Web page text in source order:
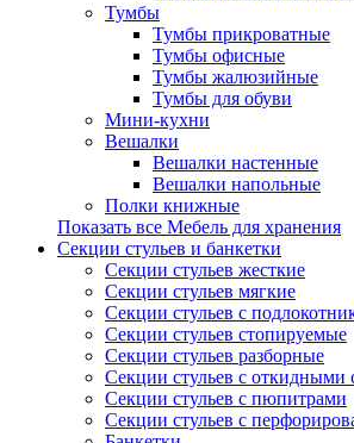
Тумбы
Тумбы прикроватные
Тумбы офисные
Тумбы жалюзийные
Тумбы для обуви
Мини-кухни
Вешалки
Вешалки настенные
Вешалки напольные
Полки книжные
Показать все Мебель для хранения
Секции стульев и банкетки
Секции стульев жесткие
Секции стульев мягкие
Секции стульев с
Секции стульев стопируемые
Секции стульев разборные
Секции стульев с откидными
Секции стульев с пюпитрами
Секции стульев с